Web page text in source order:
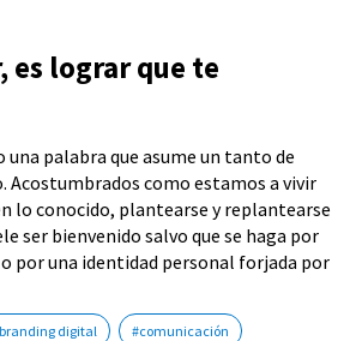
es lograr que te
una palabra que asume un tanto de
Acostumbrados como estamos a vivir
lo conocido, plantearse y replantearse
ser bienvenido salvo que se haga por
por una identidad personal forjada por
digital #comunicación